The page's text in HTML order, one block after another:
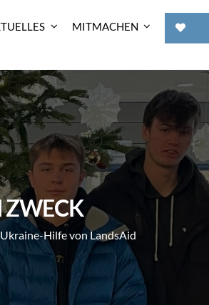
MITMACHEN
ZWECK
Hilfe von LandsAid